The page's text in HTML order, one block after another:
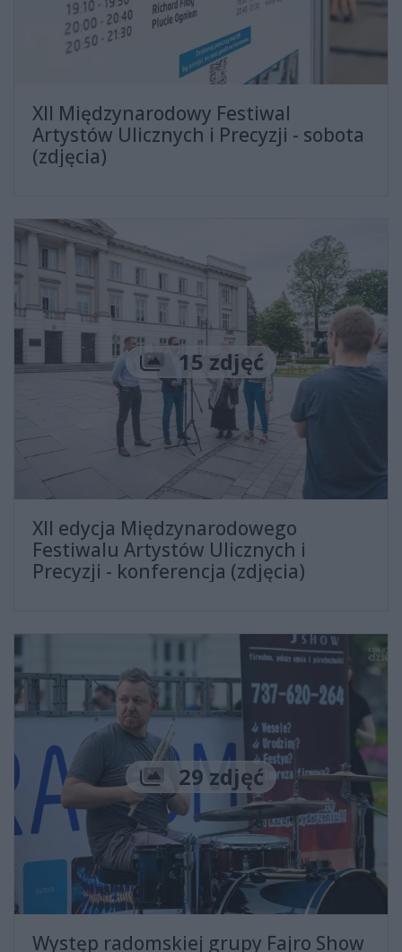
XII Międzynarodowy Festiwal
Artystów Ulicznych i Precyzji - sobota
(zdjęcia)
Liczba zdjęć
15 zdjęć
XII edycja Międzynarodowego
Festiwalu Artystów Ulicznych i
Precyzji - konferencja (zdjęcia)
Liczba zdjęć
29 zdjęć
Występ radomskiej grupy Fajro Show